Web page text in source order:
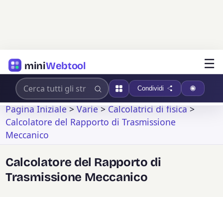
miniWebtool ☰
Condividi
Pagina Iniziale>Varie>Calcolatrici di fisica>
Calcolatore del Rapporto di Trasmissione
Meccanico
Calcolatore del Rapporto di
Trasmissione Meccanico